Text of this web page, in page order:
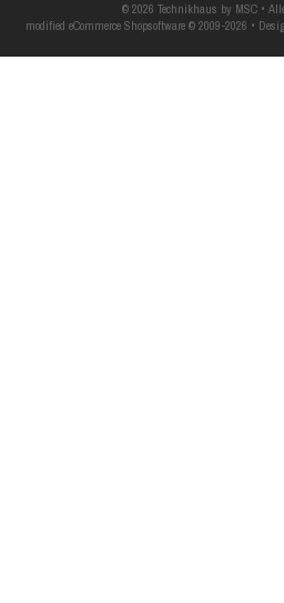
© 2026 Technikhaus by MSC •
modified eCommerce Shopsoftware © 2009-2026 •